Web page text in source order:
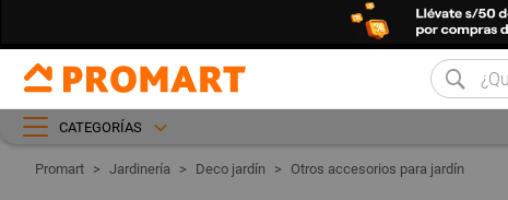
CATEGORÍAS
Jardinería Deco jardín Otros accesorios para jardín